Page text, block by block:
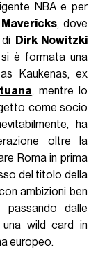
NBA e per
Mavericks, dove
Dirk Nowitzki
è formata una
Kaukenas, ex
, mentre lo
come socio
ha
oltre la
Roma in prima
del titolo della
ambizioni ben
passando dalle
wild card in
europeo.